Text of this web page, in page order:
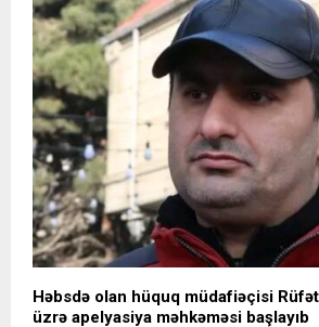
Həbsdə olan hüquq müdafiəçisi
üzrə apelyasiya məhkəməsi başlayıb